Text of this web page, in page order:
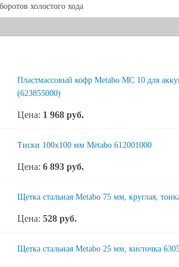
холостого хода
Пластмассовый кофр Metabo MC 10 для
(623855000)
Цена: 1 968 руб.
Тиски 100х100 мм Metabo 612001000
Цена: 6 893 руб.
Щетка стальная Metabo 75 мм, круглая,
Цена: 528 руб.
Щетка стальная Metabo 25 мм, кисточка